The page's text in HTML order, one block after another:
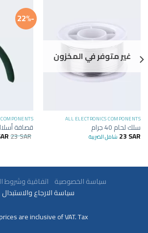
غير متوفر في المخزون
ALL ELECTRONICS COMPONENTS
سلك لحام 40 جرام
23SAR شامل الضريبة
-22%
قصافة
23SAR
سياسة الخصوصية اتفاقية وشروط
سياسة الارجاع والاستبدال
are inclusive of VAT. Tax.